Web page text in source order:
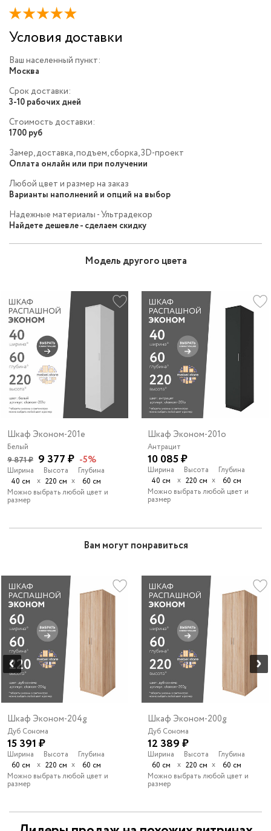
Условия доставки
Ваш населенный пункт:
Москва
Срок доставки:
3-10 рабочих дней
Стоимость доставки:
1700 руб
Замер, доставка, подъем, сборка, 3D-проект
Оплата онлайн или при получении
Любой цвет и размер на заказ
Варианты наполнений и опций на выбор
Надежные материалы - Ультрадекор
Найдете дешевле - сделаем скидку
Модель другого цвета
Шкаф Эконом-201e
Белый
9 871 ₽ 9 377 ₽ -5%
Ширина
40 см
х
Высота
220 см х
Глубина
60 см
Можно выбрать любой цвет и
размер
Шкаф Эконом-201o
Антрацит
10 085 ₽
Ширина
40 см
х
Высота
220 см х
Глубина
60 см
Можно выбрать любой цвет и
размер
Вам могут понравиться
Шкаф Эконом-204g
Дуб Сонома
15 391 ₽
Ширина
60 см
х
Высота
220 см х
Глубина
60 см
Можно выбрать любой цвет и
размер
Шкаф Эконом-200g
Дуб Сонома
12 389 ₽
Ширина
60 см
х
Высота
220 см х
Глубина
60 см
Можно выбрать любой цвет и
размер